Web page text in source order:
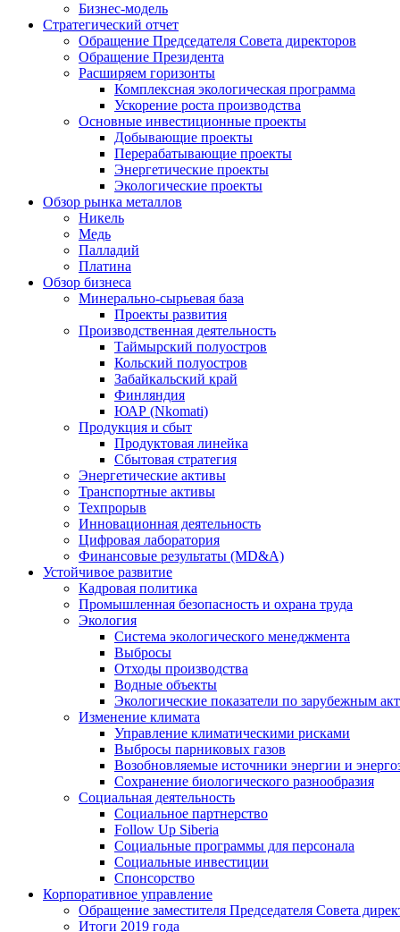
Бизнес-модель
Стратегический отчет
Обращение Председателя Совета директоров
Обращение Президента
Расширяем горизонты
Комплексная экологическая программа
Ускорение роста производства
Основные инвестиционные проекты
Добывающие проекты
Перерабатывающие проекты
Энергетические проекты
Экологические проекты
Обзор рынка металлов
Никель
Медь
Палладий
Платина
Обзор бизнеса
Минерально-сырьевая база
Проекты развития
Производственная деятельность
Таймырский полуостров
Кольский полуостров
Забайкальский край
Финляндия
ЮАР (Nkomati)
Продукция и сбыт
Продуктовая линейка
Сбытовая стратегия
Энергетические активы
Транспортные активы
Техпрорыв
Инновационная деятельность
Цифровая лаборатория
Финансовые результаты (MD&A)
Устойчивое развитие
Кадровая политика
Промышленная безопасность и охрана труда
Экология
Система экологического менеджмента
Выбросы
Отходы производства
Водные объекты
Экологические показатели по зарубежным
Изменение климата
Управление климатическими рисками
Выбросы парниковых газов
Возобновляемые источники энергии и
Сохранение биологического разнообразия
Социальная деятельность
Социальное партнерство
Follow Up Siberia
Социальные программы для персонала
Социальные инвестиции
Спонсорство
Корпоративное управление
Обращение заместителя Председателя Совета
Итоги 2019 года